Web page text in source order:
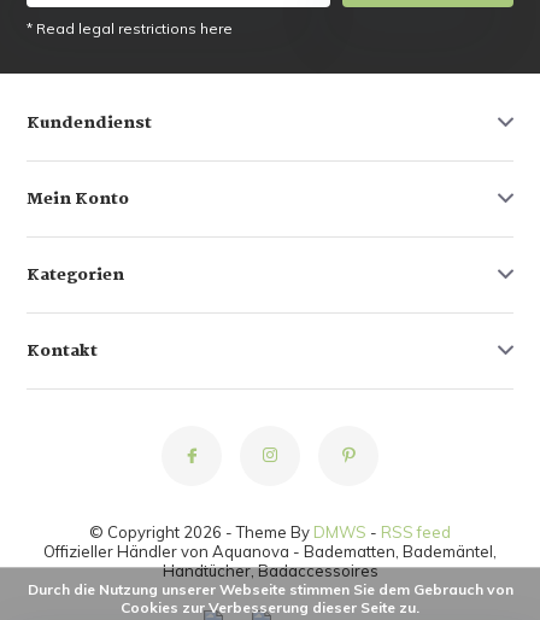
* Read legal restrictions here
Kundendienst
Mein Konto
Kategorien
Kontakt
© Copyright 2026 - Theme By DMWS - RSS feed
Offizieller Händler von Aquanova - Badematten, Bademäntel,
Handtücher, Badaccessoires
Durch die Nutzung unserer Webseite stimmen Sie dem Gebrauch von
Cookies zur Verbesserung dieser Seite zu.